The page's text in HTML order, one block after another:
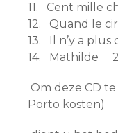
11. Cent mille
12. Quand le
13. Il n’y a plus
14. Mathilde
Om deze CD
Porto kosten)